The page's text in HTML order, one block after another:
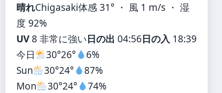
晴れChigasaki体感 31° ・ 風 1 m/s ・ 湿
度 92%
UV8 非常に強い日の出 04:56日の入 18:39
今日
30°26°
6%
Sun
30°24°
87%
Mon
30°24°
74%